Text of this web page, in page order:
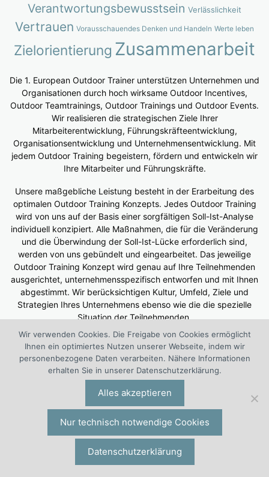
Verantwortungsbewusstsein Verlässlichkeit
Vertrauen Vorausschauendes Denken und Handeln Werte leben
Zielorientierung Zusammenarbeit
Die 1. European Outdoor Trainer unterstützen Unternehmen und
Organisationen durch hoch wirksame Outdoor Incentives,
Outdoor Teamtrainings, Outdoor Trainings und Outdoor Events.
Wir realisieren die strategischen Ziele Ihrer
Mitarbeiterentwicklung, Führungskräfteentwicklung,
Organisationsentwicklung und Unternehmensentwicklung. Mit
jedem Outdoor Training begeistern, fördern und entwickeln wir
Ihre Mitarbeiter und Führungskräfte.
Unsere maßgebliche Leistung besteht in der Erarbeitung des
optimalen Outdoor Training Konzepts. Jedes Outdoor Training
wird von uns auf der Basis einer sorgfältigen Soll-Ist-Analyse
individuell konzipiert. Alle Maßnahmen, die für die Veränderung
und die Überwindung der Soll-Ist-Lücke erforderlich sind,
werden von uns gebündelt und eingearbeitet. Das jeweilige
Outdoor Training Konzept wird genau auf Ihre Teilnehmenden
ausgerichtet, unternehmensspezifisch entworfen und mit Ihnen
abgestimmt. Wir berücksichtigen Kultur, Umfeld, Ziele und
Strategien Ihres Unternehmens ebenso wie die die spezielle
Situation der Teilnehmenden.
Unsere Outdoor Trainer haben ihre Transfersicherheit, ihre
fachliche Breite, ihre hohe Sozialkompetenz und ihre
Umsetzungskompetenz aus langjähriger Berufserfahrung im
Linienmanagement von Unternehmen und aus einer Vielzahl von
kniffligen Outdoor Trainings- und Beratungsprojekten. Wir
Lösungen für Ihr Outdoor Training.
Wir verwenden Cookies. Die Freigabe von Cookies ermöglicht
Ihnen ein optimiertes Nutzen unserer Webseite, indem wir
personenbezogene Daten verarbeiten. Nähere Informationen
erhalten Sie in unserer Datenschutzerklärung.
Alles akzeptieren
Nur technisch notwendige Cookies
Datenschutzerklärung